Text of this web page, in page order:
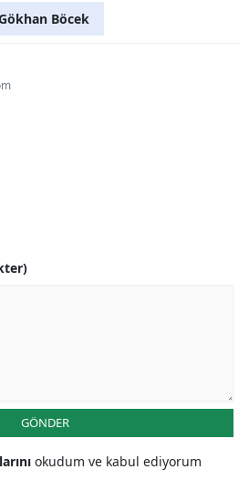
Böcek
GÖNDER
okudum ve kabul ediyorum